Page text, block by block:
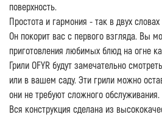
поверхность.
Простота и гармония - так в двух
Он покорит вас с первого взгляда. Вы
приготовления любимых блюд на огне
Грили OFYR будут замечательно
или в вашем саду. Эти грили можно
они не требуют сложного обслуживания.
Вся конструкция сделана из